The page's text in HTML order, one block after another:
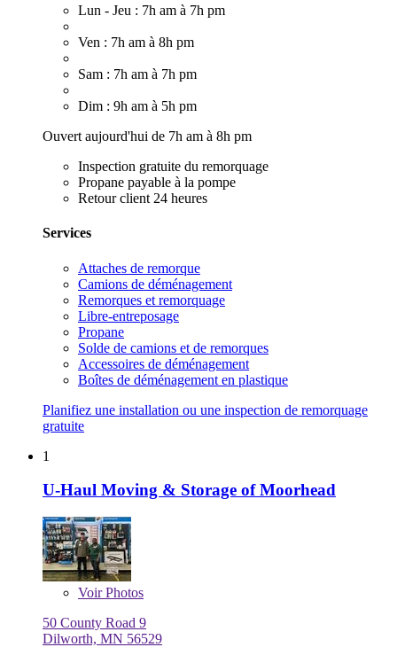
Lun - Jeu : 7h am à 7h pm
Ven : 7h am à 8h pm
Sam : 7h am à 7h pm
Dim : 9h am à 5h pm
Ouvert aujourd'hui de 7h am à 8h pm
Inspection gratuite du remorquage
Propane payable à la pompe
Retour client 24 heures
Services
Attaches de remorque
Camions de déménagement
Remorques et remorquage
Libre-entreposage
Propane
Solde de camions et de remorques
Accessoires de déménagement
Boîtes de déménagement en plastique
Planifiez une installation ou une inspection de remorquage
gratuite
1
U-Haul Moving & Storage of Moorhead
VoirPhotos
50 County Road 9
Dilworth, MN 56529